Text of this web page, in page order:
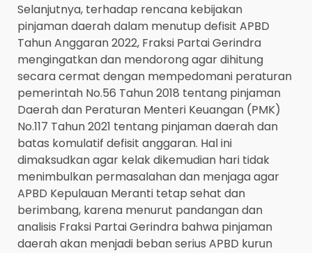
Selanjutnya, terhadap rencana kebijakan
pinjaman daerah dalam menutup defisit APBD
Tahun Anggaran 2022, Fraksi Partai Gerindra
mengingatkan dan mendorong agar dihitung
secara cermat dengan mempedomani peraturan
pemerintah No.56 Tahun 2018 tentang pinjaman
Daerah dan Peraturan Menteri Keuangan (PMK)
No.117 Tahun 2021 tentang pinjaman daerah dan
batas komulatif defisit anggaran. Hal ini
dimaksudkan agar kelak dikemudian hari tidak
menimbulkan permasalahan dan menjaga agar
APBD Kepulauan Meranti tetap sehat dan
berimbang, karena menurut pandangan dan
analisis Fraksi Partai Gerindra bahwa pinjaman
daerah akan menjadi beban serius APBD kurun